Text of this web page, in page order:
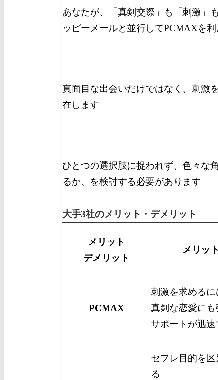
あなたが、「真剣交際」も「刺激」
ッピーメールと並行してPCMAXを
真面目な出会いだけではなく、刺激
在します
ひとつの選択肢に捉われず、色々な
るか、を検討する必要があります
大手3社のメリット・デメリット
メリット
デメリット
メリッ
PCMAX
刺激を求めるに
真剣な恋愛にも
サポートが迅速
セフレ目的を区
る